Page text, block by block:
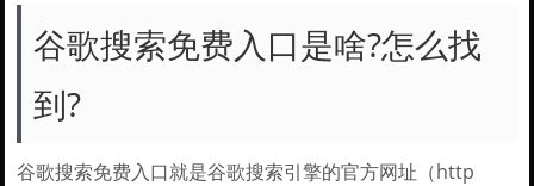
谷歌搜索免费入口是啥?怎么找
到?
谷歌搜索免费入口就是谷歌搜索引擎的官方网址（http